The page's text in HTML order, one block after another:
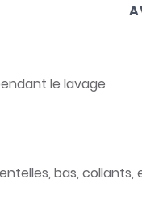
le lavage
bas, collants,